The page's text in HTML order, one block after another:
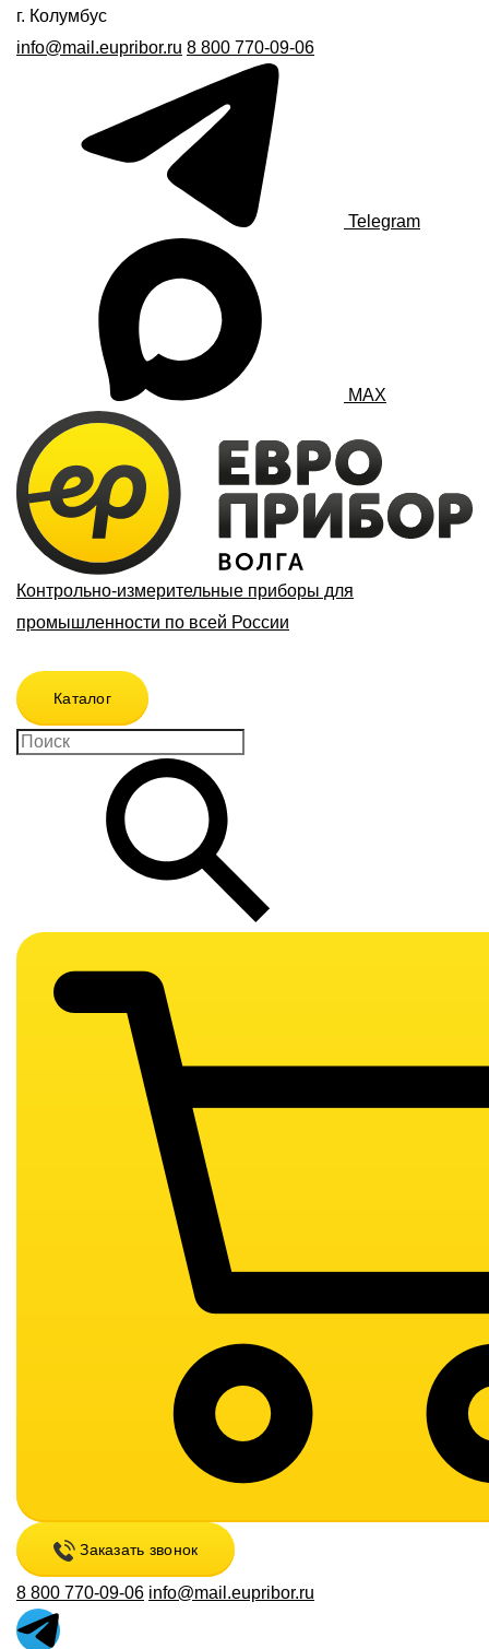
г. Колумбус
info@mail.eupribor.ru 8 800 770-09-06
Telegram
MAX
Контрольно-измерительные приборы для
промышленности по всей России
Каталог
Заказать звонок
8 800 770-09-06 info@mail.eupribor.ru